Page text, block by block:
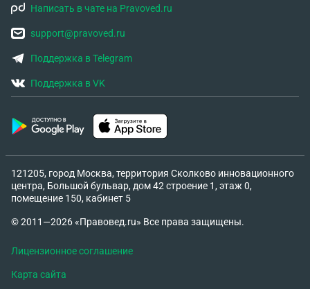
Написать в чате на Pravoved.ru
support@pravoved.ru
Поддержка в Telegram
Поддержка в VK
121205, город Москва, территория Сколково инновационного
центра, Большой бульвар, дом 42 строение 1, этаж 0,
помещение 150, кабинет 5
© 2011—2026 «Правовед.ru» Все права защищены.
Лицензионное соглашение
Карта сайта